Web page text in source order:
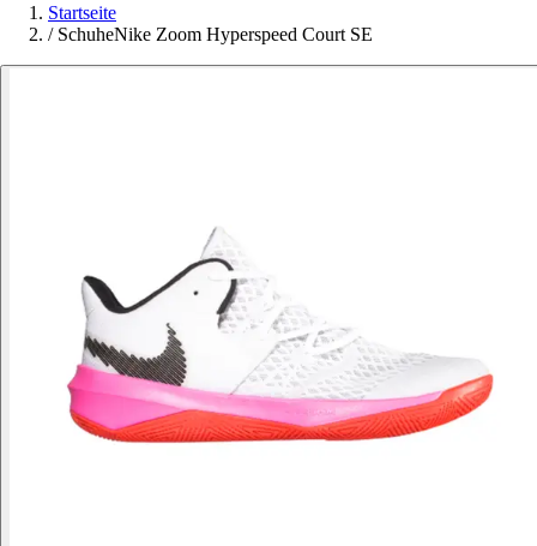
Startseite
/ SchuheNike Zoom Hyperspeed Court SE